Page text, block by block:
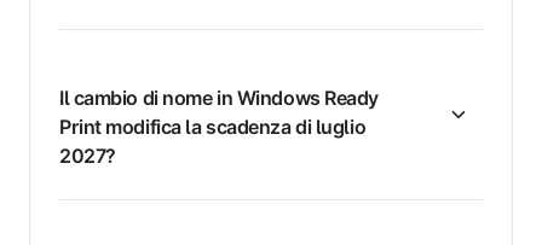
Il cambio di nome in Windows Ready
Print modifica la scadenza di luglio
2027?